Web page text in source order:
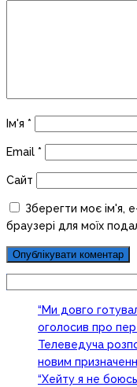
Ім'я *
Email *
Сайт
Зберегти моє ім'я,
браузері для моїх
“Ми довго
оголосив про
Телеведуча
новим
“Хейту я не